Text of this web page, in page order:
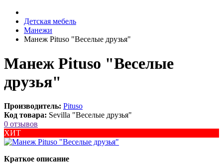
Детская мебель
Манежи
Манеж Pituso "Веселые друзья"
Манеж Pituso "Веселые
друзья"
Производитель: Pituso
Код товара: Sevilla "Веселые друзья"
0 отзывов
ХИТ
Краткое описание